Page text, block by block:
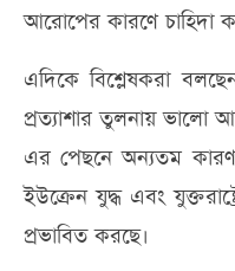
আরোপের কারণে চাহিদা
এদিকে বিশ্লেষকরা
প্রত্যাশার তুলনায় ভালো
এর পেছনে অন্যতম কারণ
ইউক্রেন যুদ্ধ এবং
প্রভাবিত করছে।